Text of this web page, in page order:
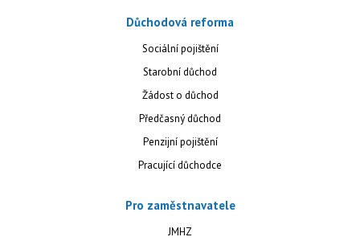
Důchodová reforma
Sociální pojištění
Starobní důchod
Žádost o důchod
Předčasný důchod
Penzijní pojištění
Pracující důchodce
Pro zaměstnavatele
JMHZ